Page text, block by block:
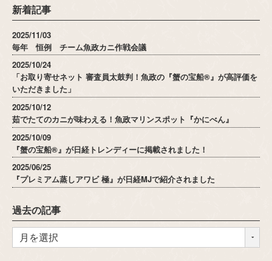
新着記事
2025/11/03
毎年 恒例 チーム魚政カニ作戦会議
2025/10/24
「お取り寄せネット 審査員太鼓判！魚政の『蟹の宝船®』が高評価を
いただきました」
2025/10/12
茹でたてのカニが味わえる！魚政マリンスポット『かにべん』
2025/10/09
『蟹の宝船®』が日経トレンディーに掲載されました！
2025/06/25
『プレミアム蒸しアワビ 極』が日経MJで紹介されました
過去の記事